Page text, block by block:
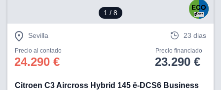
servicios.
socios
1 / 8
Sevilla 23 dias
Precio al contado
24.290 €
Precio financiado
23.290 €
Citroen C3 Aircross Hybrid 145 ë-DCS6 Business